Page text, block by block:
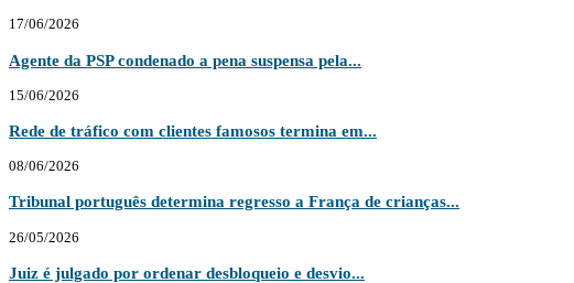
17/06/2026
Agente da PSP condenado a pena suspensa pela...
15/06/2026
Rede de tráfico com clientes famosos termina em...
08/06/2026
Tribunal português determina regresso a França de crianças...
26/05/2026
Juiz é julgado por ordenar desbloqueio e desvio...